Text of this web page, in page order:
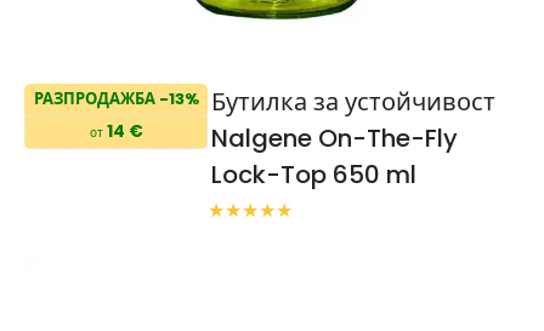
РАЗПРОДАЖБА -13%
от14 €
Бутилка за устойчивост
Nalgene On-The-Fly
Lock-Top 650 ml